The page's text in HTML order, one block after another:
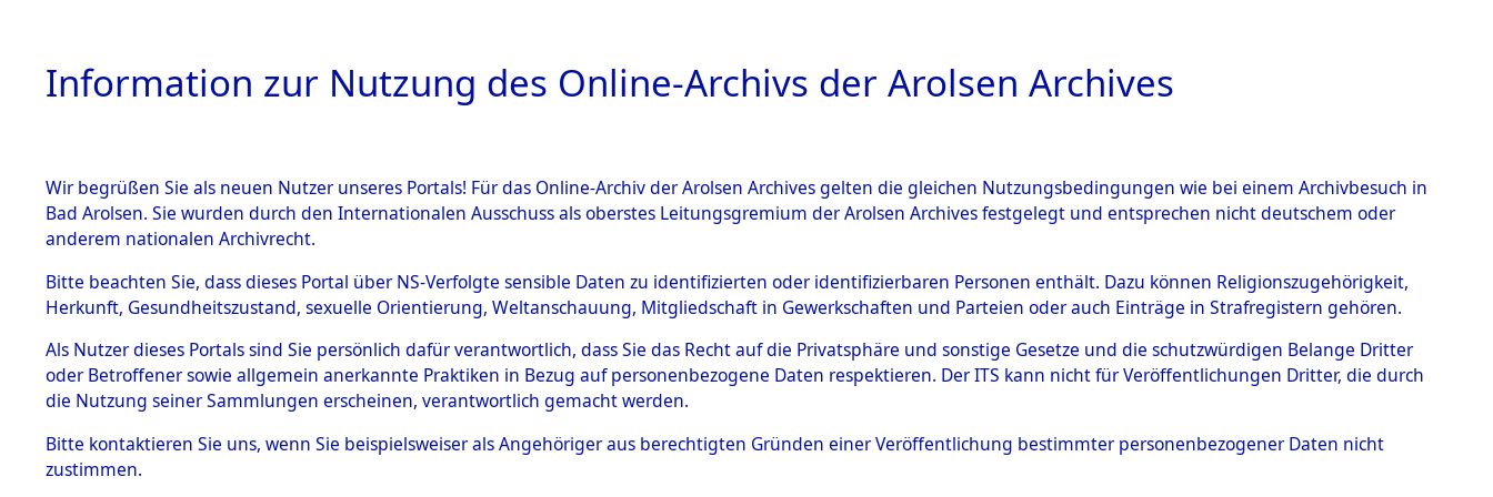
HOME BESTANDSBESCHREIBUNG ARCHIVALE ÜBERSICHT BILD
BESTÄNDE
Inhaftierungsdoku
mente
5. Verschiedenes
Todesmärsche
5.3.1 Alliierte
Einlieferung auf dem Transport verstorbener oder
vernehmungsunfähiger Häftlinge in das KZ Buchenwald und das
KZ Dachau aus anderen Konzentrationslagern ab Ende 1944 bis
in die letzten Kriegstage→0001 (84625017)→0033 (84625051)
Information zur Nutzung des Online-Archivs der Arolsen Archives
Wir begrüßen Sie als neuen Nutzer unseres Portals! Für das Online-Archiv der Arolsen Archives gelten die gleichen Nutzungsbedingungen wie bei einem Archivbesuch in
Bad Arolsen. Sie wurden durch den Internationalen Ausschuss als oberstes Leitungsgremium der Arolsen Archives festgelegt und entsprechen nicht deutschem oder
anderem nationalen Archivrecht.
Bitte beachten Sie, dass dieses Portal über NS-Verfolgte sensible Daten zu identifizierten oder identifizierbaren Personen enthält. Dazu können Religionszugehörigkeit,
Herkunft, Gesundheitszustand, sexuelle Orientierung, Weltanschauung, Mitgliedschaft in Gewerkschaften und Parteien oder auch Einträge in Strafregistern gehören.
Als Nutzer dieses Portals sind Sie persönlich dafür verantwortlich, dass Sie das Recht auf die Privatsphäre und sonstige Gesetze und die schutzwürdigen Belange Dritter
oder Betroffener sowie allgemein anerkannte Praktiken in Bezug auf personenbezogene Daten respektieren. Der ITS kann nicht für Veröffentlichungen Dritter, die durch
die Nutzung seiner Sammlungen erscheinen, verantwortlich gemacht werden.
Bitte kontaktieren Sie uns, wenn Sie beispielsweiser als Angehöriger aus berechtigten Gründen einer Veröffentlichung bestimmter personenbezogener Daten nicht
zustimmen.